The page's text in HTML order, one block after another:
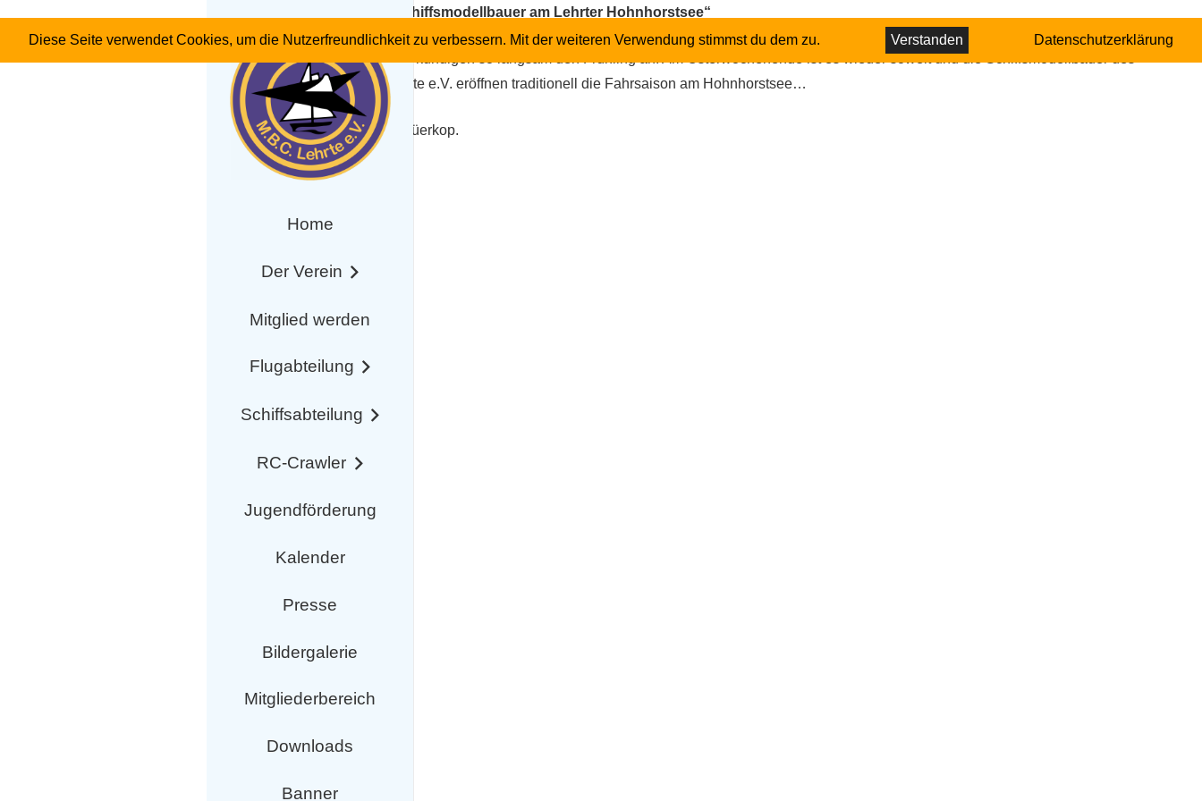
Home
Der Verein
Mitglied werden
Flugabteilung
Schiffsabteilung
RC-Crawler
Jugendförderung
Kalender
Presse
Bildergalerie
Mitgliederbereich
Downloads
Banner
„Saisoneröffnung der Schiffsmodellbauer am Lehrter Hohnhorstsee“
Die ersten Sonnenstrahlen kündigen so langsam den Frühling an. Am Osterwochenende ist es wieder soweit und die Schiffsmodellbauer des
Modellbauclub (MBC) Lehrte e.V. eröffnen traditionell die Fahrsaison am Hohnhorstsee…
Ein Beitrag von Stephan Düerkop.
Diese Seite verwendet Cookies, um die Nutzerfreundlichkeit zu verbessern. Mit der weiteren Verwendung stimmst du dem zu. Verstanden Datenschutzerklärung